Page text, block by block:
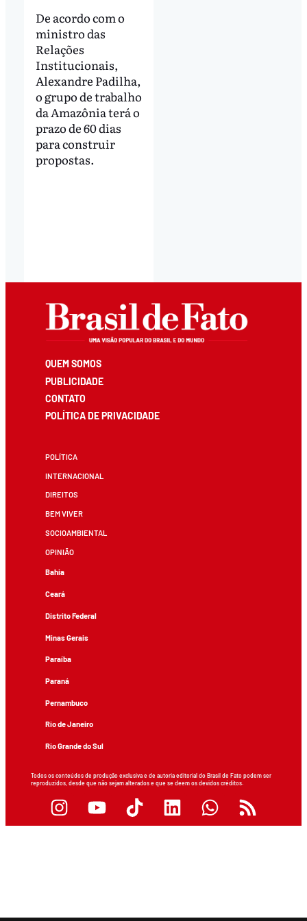
De acordo com o
ministro das
Relações
Institucionais,
Alexandre Padilha,
o grupo de trabalho
da Amazônia terá o
prazo de 60 dias
para construir
propostas.
QUEM SOMOS
PUBLICIDADE
CONTATO
POLÍTICA DE PRIVACIDADE
POLÍTICA
INTERNACIONAL
DIREITOS
BEM VIVER
SOCIOAMBIENTAL
OPINIÃO
Bahia
Ceará
Distrito Federal
Minas Gerais
Paraíba
Paraná
Pernambuco
Rio de Janeiro
Rio Grande do Sul
Todos os conteúdos de produção exclusiva e de autoria editorial do Brasil de Fato podem ser
reproduzidos, desde que não sejam alterados e que se deem os devidos créditos.